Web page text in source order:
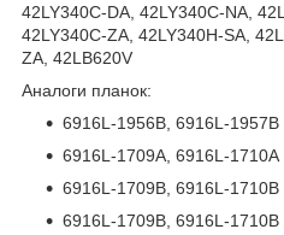
42LY340C-DA, 42LY340C-NA,
42LY340C-ZA, 42LY340H-SA,
ZA, 42LB620V
Аналоги планок:
6916L-1956B, 6916L-1957B
6916L-1709A, 6916L-1710A
6916L-1709B, 6916L-1710B
6916L-1709B, 6916L-1710B